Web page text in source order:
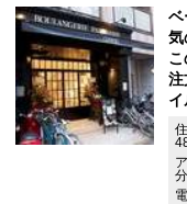
ベ
気
注
イ
分